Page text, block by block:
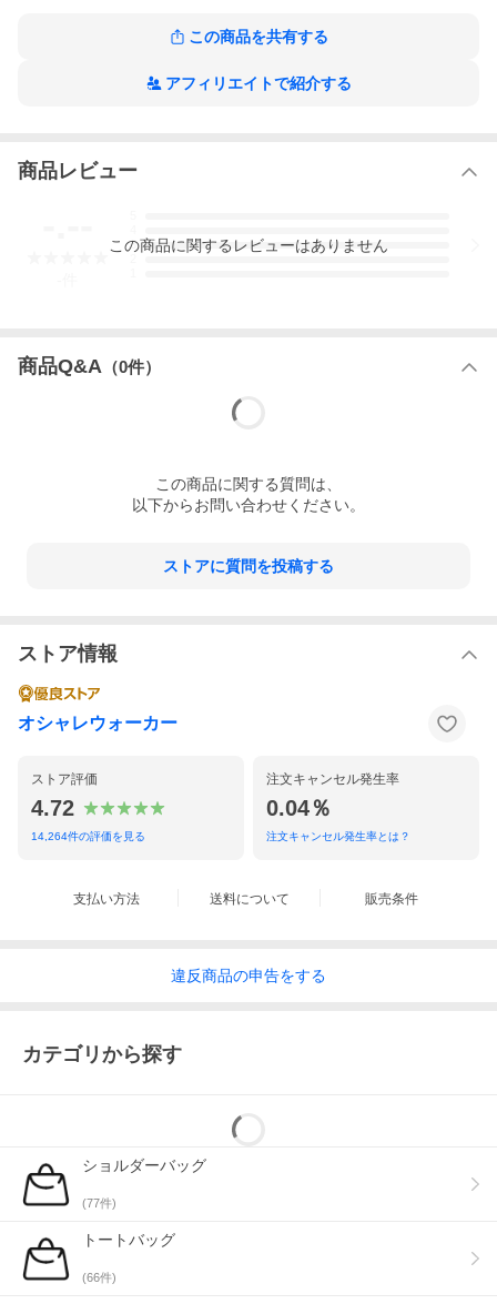
この商品を共有する
アフィリエイトで紹介する
商品レビュー
3
この商品に関するレビューはありません
商品Q&A （0件）
この商品に関する質問は、
以下からお問い合わせください。
ストアに質問を投稿する
ストア情報
オシャレウォーカー
ストア評価
4.72
14,264件の評価を見る
注文キャンセル発生率
0.04％
注文キャンセル発生率とは？
支払い方法 送料について 販売条件
違反商品の申告をする
カテゴリから探す
ショルダーバッグ
(77件)
トートバッグ
(66件)